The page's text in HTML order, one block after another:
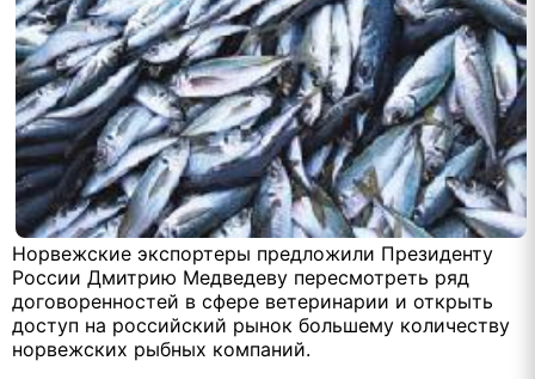
Норвежские экспортеры предложили Президенту
России Дмитрию Медведеву пересмотреть ряд
договоренностей в сфере ветеринарии и открыть
доступ на российский рынок большему количеству
норвежских рыбных компаний.